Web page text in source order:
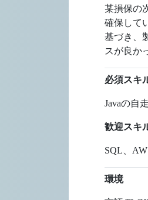
某損保の
確保して
基づき、
スが良か
必須スキ
Javaの自
歓迎スキ
SQL、
環境